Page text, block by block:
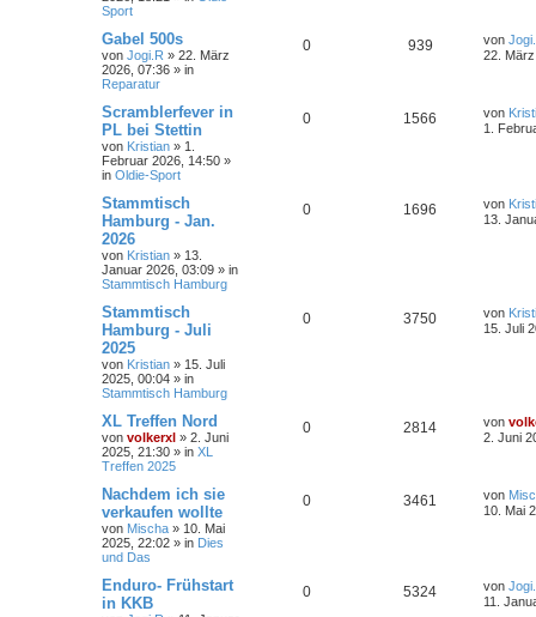
Sport
Gabel 500s
von Jogi.R » 22. März
2026, 07:36 » in
Reparatur
0 939 von
22.
Scramblerfever in
PL bei Stettin
von Kristian » 1.
Februar 2026, 14:50 »
in Oldie-Sport
0 1566 von
1.
Stammtisch
Hamburg - Jan.
2026
von Kristian » 13.
Januar 2026, 03:09 » in
Stammtisch Hamburg
0 1696 von
13.
Stammtisch
Hamburg - Juli
2025
von Kristian » 15. Juli
2025, 00:04 » in
Stammtisch Hamburg
0 3750 von
15. Juli
XL Treffen Nord
von volkerxl » 2. Juni
2025, 21:30 » in XL
Treffen 2025
0 2814 von
2. Juni
Nachdem ich sie
verkaufen wollte
von Mischa » 10. Mai
2025, 22:02 » in Dies
und Das
0 3461 von
10. Mai
Enduro- Frühstart
in KKB
0 5324 von
11.